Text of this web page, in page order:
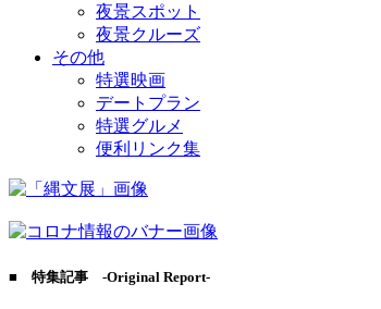
夜景スポット
夜景クルーズ
その他
特選映画
デートプラン
特選グルメ
便利リンク集
■ 特集記事 -Original Report-